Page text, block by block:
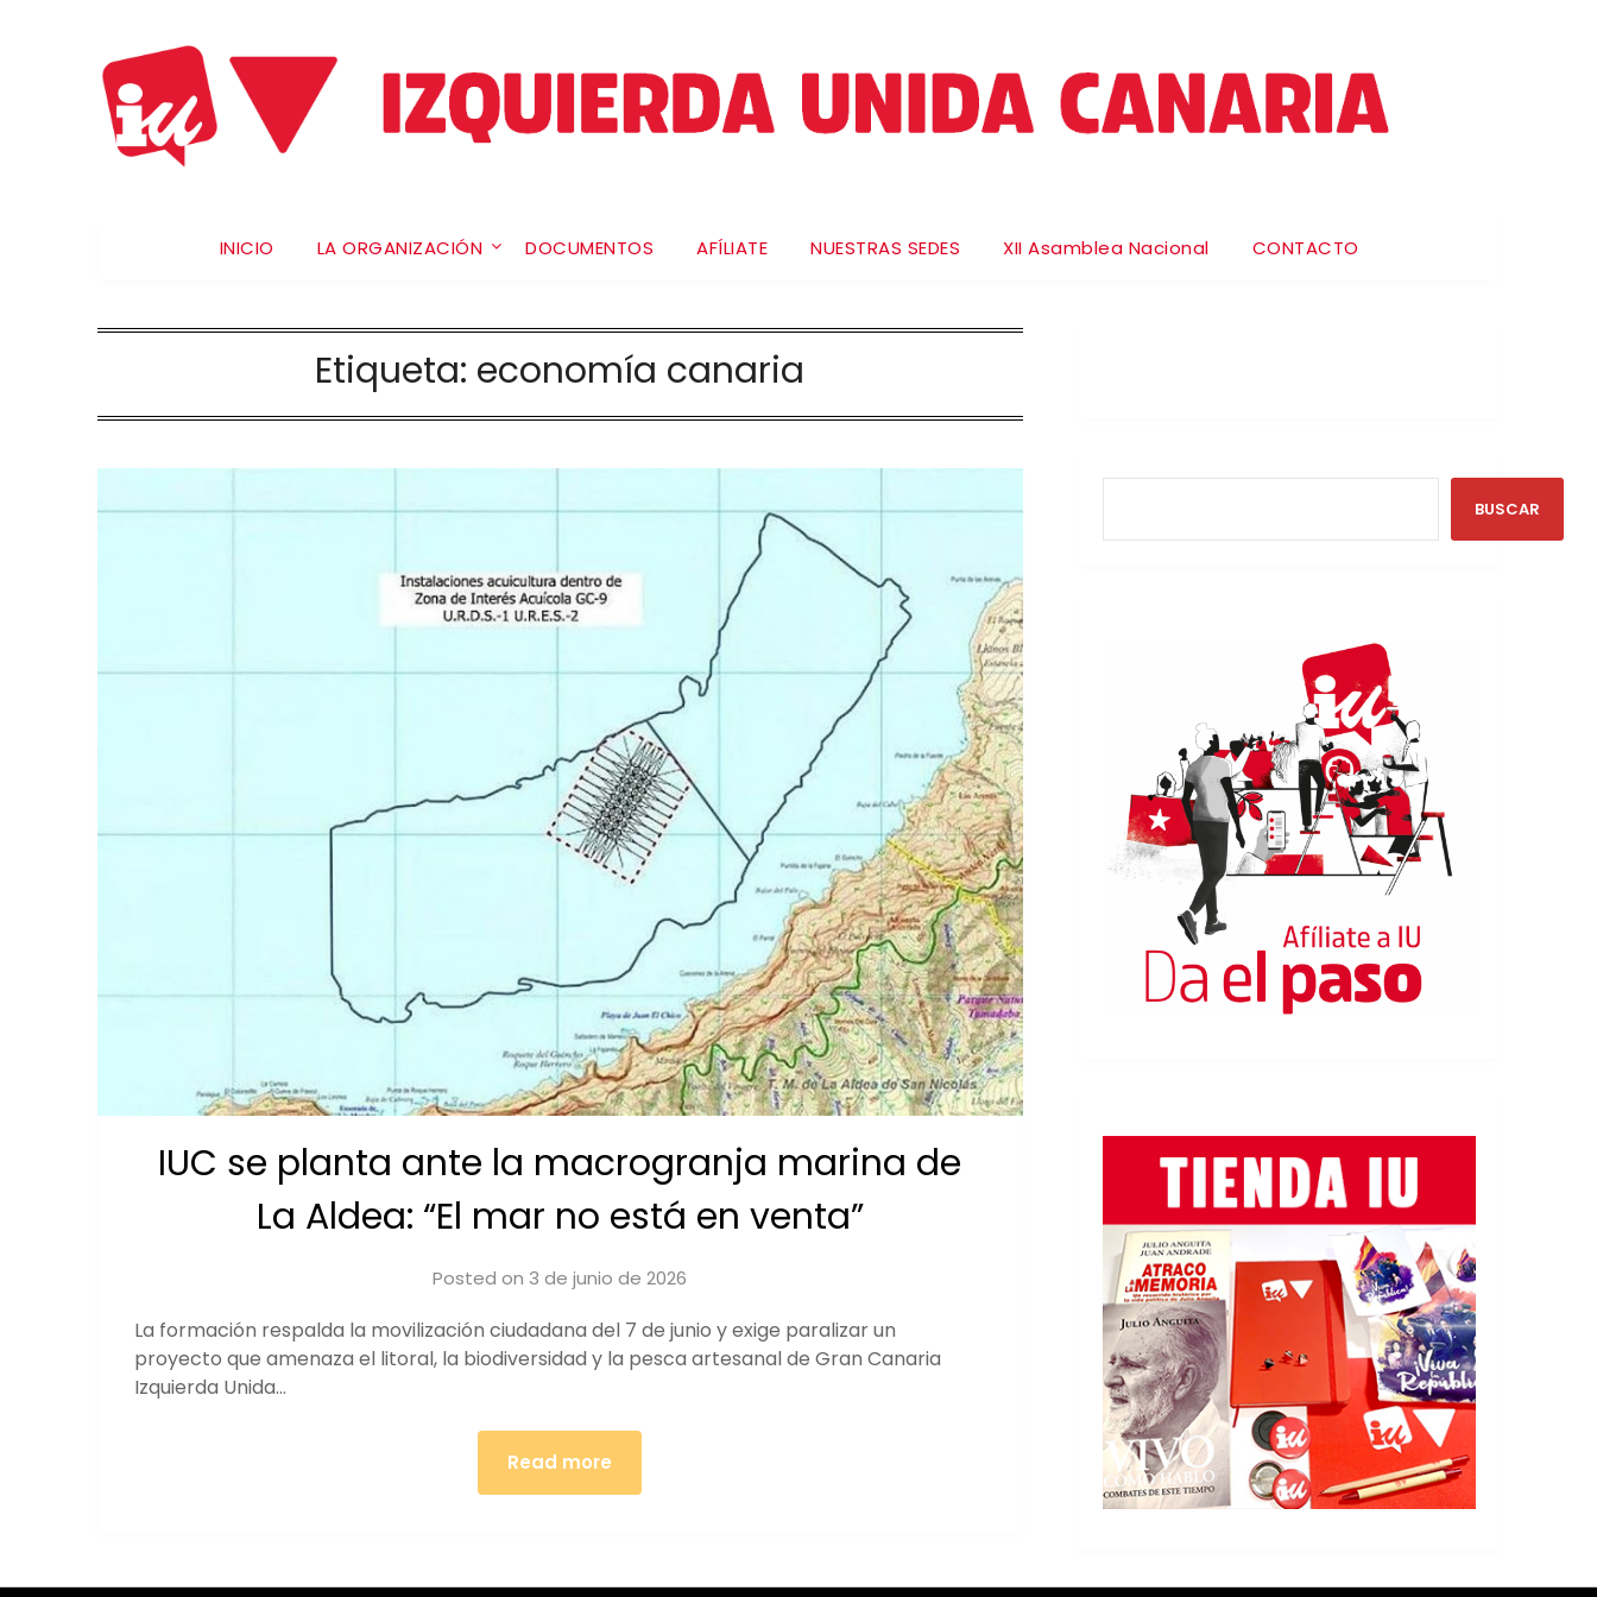
INICIO LA ORGANIZACIÓN DOCUMENTOS AFÍLIATE NUESTRAS SEDES XII Asamblea Nacional CONTACTO
Etiqueta: economía canaria
IUC se planta ante la macrogranja marina de
La Aldea: “El mar no está en venta”
Posted on 3 de junio de 2026
La formación respalda la movilización ciudadana del 7 de junio y exige paralizar un
proyecto que amenaza el litoral, la biodiversidad y la pesca artesanal de Gran Canaria
Izquierda Unida…
Read more
BUSCAR